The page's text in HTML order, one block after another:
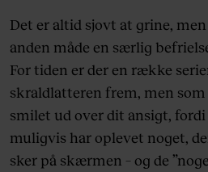
Det er altid sjovt at grine,
anden måde en særlig
For tiden er der en række
skraldlatteren frem, men
smilet ud over dit ansigt,
muligvis har oplevet noget,
sker på skærmen – og de